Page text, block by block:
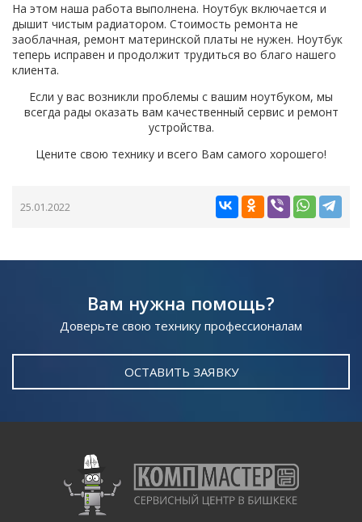
На этом наша работа выполнена. Ноутбук включается и
дышит чистым радиатором. Стоимость ремонта не
заоблачная, ремонт материнской платы не нужен. Ноутбук
теперь исправен и продолжит трудиться во благо нашего
клиента.
Если у вас возникли проблемы с вашим ноутбуком, мы
всегда рады оказать вам качественный сервис и ремонт
устройства.
Цените свою технику и всего Вам самого хорошего!
25.01.2022
Вам нужна помощь?
Доверьте свою технику профессионалам
ОСТАВИТЬ ЗАЯВКУ